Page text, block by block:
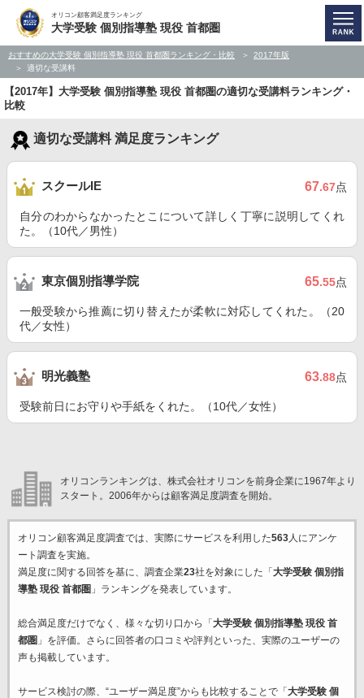
オリコン顧客満足度ランキング
大学受験 個別指導塾 現役 首都圏
おすすめの大学受験 個別指導塾 現役 首都圏ランキング・比較
2017年版
適切な受講料
【2017年】大学受験 個別指導塾 現役 首都圏の適切な受講料ランキング・
比較
適切な受講料 満足度ランキング
スクールIE 67.67点
自分のわからなかったとこについて詳しく丁寧に説明してくれ
た。（10代／男性）
東京個別指導学院 65.55点
一般受験から推薦に切り替えたが柔軟に対応してくれた。（20
代／女性）
明光義塾 63.88点
受験前日にお守りや手紙をくれた。（10代／女性）
オリコンランキングは、株式会社オリコンを前身企業に1967年より
スタート。2006年からは顧客満足度調査を開始。
オリコン顧客満足度調査では、実際にサービスを利用した563人にアンケ
ート調査を実施。
満足度に関する回答を基に、調査企業23社を対象にした「 大学受験 個別指
導塾 現役 首都圏 」ランキングを発表しています。
総合満足度だけでなく、様々な切り口から「 大学受験 個別指導塾 現役 首
都圏 」を評価。さらに回答者の口コミや評判といった、実際のユーザーの
声も掲載しています。
サービス検討の際、“ユーザー満足度”からも比較することで「 大学受験 個